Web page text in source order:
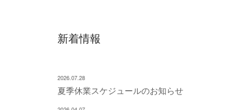
新着情報
2026.07.28
夏季休業スケジュールのお知らせ